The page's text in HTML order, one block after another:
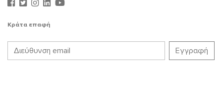
Κράτα επαφή